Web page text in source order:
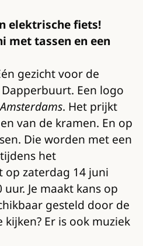
elektrische fiets!
met tassen en een
gezicht voor de
Een logo
. Het prijkt
van de kramen. En op
Die worden met een
het
op zaterdag 14 juni
Je maakt kans op
gesteld door de
Er is ook muziek